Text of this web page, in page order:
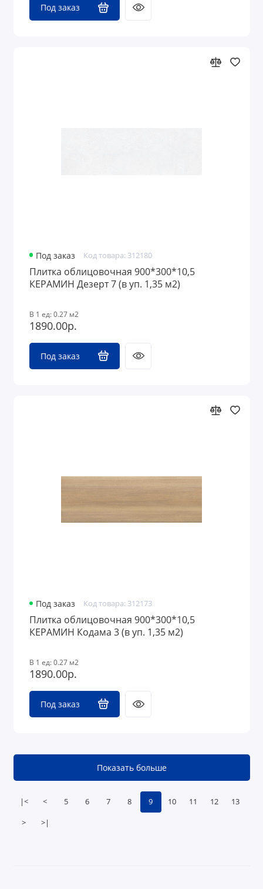
Под заказ
Под заказ Код товара: 312180
Плитка облицовочная 900*300*10,5
КЕРАМИН Дезерт 7 (в уп. 1,35 м2)
В 1 ед: 0.27 м2
1890.00р.
Под заказ
Под заказ Код товара: 312173
Плитка облицовочная 900*300*10,5
КЕРАМИН Кодама 3 (в уп. 1,35 м2)
В 1 ед: 0.27 м2
1890.00р.
Под заказ
|< < 5 6 7 8 9 10 11 12 13
> >|
Показать больше